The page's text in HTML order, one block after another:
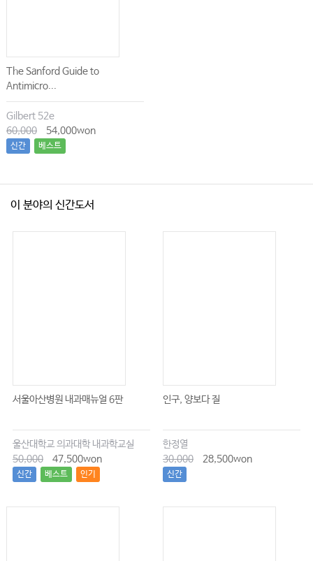
The Sanford Guide to
Antimicro...
Gilbert 52e
60,000
54,000won
신간 베스트
이 분야의 신간도서
서울아산병원 내과매뉴얼 6판
울산대학교 의과대학 내과학교실
50,000
47,500won
신간 베스트 인기
인구, 양보다 질
한정열
30,000
28,500won
신간